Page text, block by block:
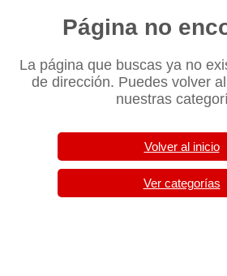
Página no
La página que buscas ya no
de dirección. Puedes volver
nuestras
Volver al inicio
Ver categorías